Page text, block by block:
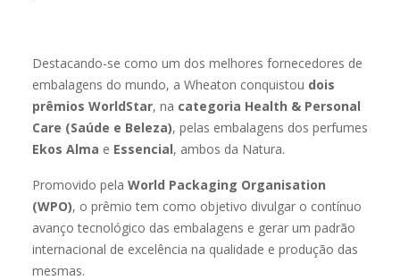
Destacando-se como um dos melhores fornecedores de
embalagens do mundo, a Wheaton conquistou dois
prêmios WorldStar, na categoria Health & Personal
Care (Saúde e Beleza), pelas embalagens dos perfumes
Ekos Alma e Essencial, ambos da Natura.
Promovido pela World Packaging Organisation
(WPO), o prêmio tem como objetivo divulgar o contínuo
avanço tecnológico das embalagens e gerar um padrão
internacional de excelência na qualidade e produção das
mesmas.